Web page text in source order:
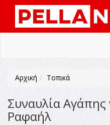
Αρχική Τοπικά
Συναυλία Αγάπης
Ραφαήλ